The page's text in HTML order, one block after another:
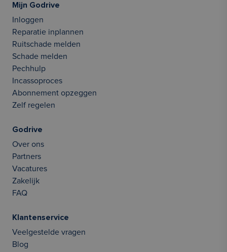
Mijn Godrive
Inloggen
Reparatie inplannen
Ruitschade melden
Schade melden
Pechhulp
Incassoproces
Abonnement opzeggen
Zelf regelen
Godrive
Over ons
Partners
Vacatures
Zakelijk
FAQ
Klantenservice
Veelgestelde vragen
Blog